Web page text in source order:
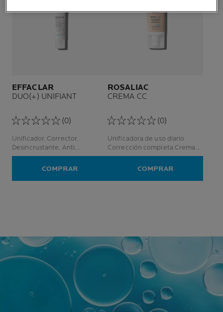
EFFACLAR
DUO(+) UNIFIANT
(0)
Unificador, Corrector,
Desincrustante, Anti
imperfecciones, Antimarcas,
Anti reaparición
COMPRAR
ROSALIAC
CREMA CC
(0)
Unificadora de uso diario
Corrección completa Crema
para piel sensible
COMPRAR